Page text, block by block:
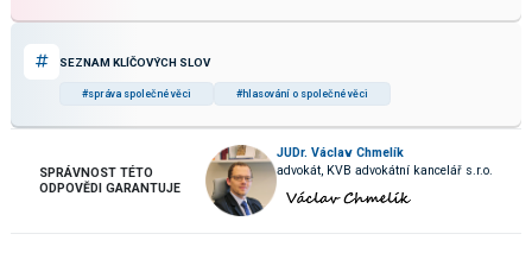
SEZNAM KLÍČOVÝCH SLOV
#správa společné věci #hlasování o společné věci
SPRÁVNOST TÉTO
ODPOVĚDI GARANTUJE
JUDr. Václav Chmelík
advokát, KVB advokátní kancelář s.r.o.